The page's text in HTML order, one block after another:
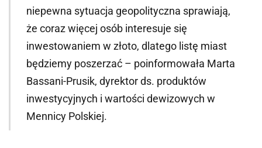
niepewna sytuacja geopolityczna sprawiają,
że coraz więcej osób interesuje się
inwestowaniem w złoto, dlatego listę miast
będziemy poszerzać – poinformowała Marta
Bassani-Prusik, dyrektor ds. produktów
inwestycyjnych i wartości dewizowych w
Mennicy Polskiej.